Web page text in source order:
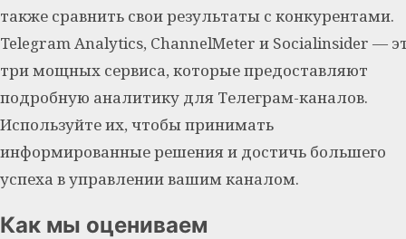
также сравнить свои результаты с конкурентами.
Telegram Analytics, ChannelMeter и Socialinsider —
три мощных сервиса, которые предоставляют
подробную аналитику для Телеграм-каналов.
Используйте их, чтобы принимать
информированные решения и достичь большего
успеха в управлении вашим каналом.
Как мы оцениваем